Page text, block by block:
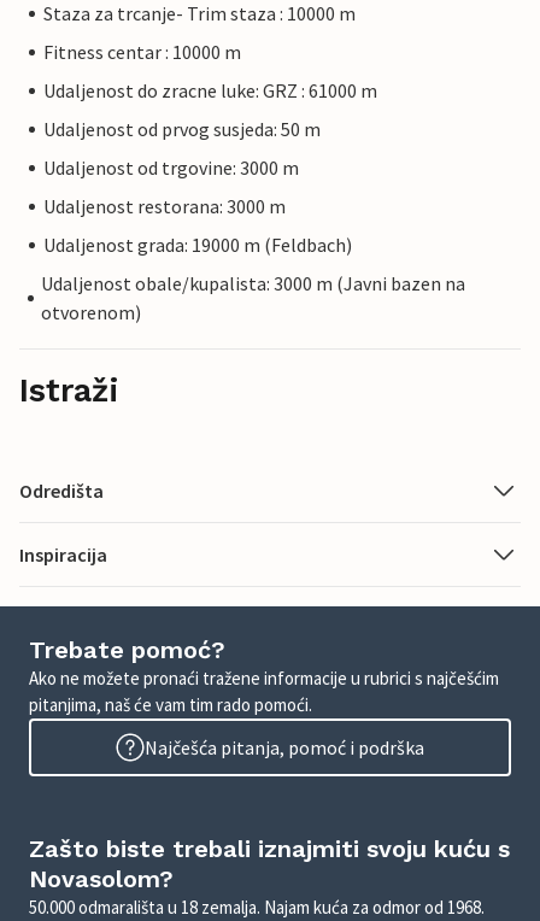
Staza za trcanje- Trim staza : 10000 m
Fitness centar : 10000 m
Udaljenost do zracne luke: GRZ : 61000 m
Udaljenost od prvog susjeda: 50 m
Udaljenost od trgovine: 3000 m
Udaljenost restorana: 3000 m
Udaljenost grada: 19000 m (Feldbach)
Udaljenost obale/kupalista: 3000 m (Javni bazen na
otvorenom)
Istraži
Odredišta
Inspiracija
Trebate pomoć?
Ako ne možete pronaći tražene informacije u rubrici s najčešćim
pitanjima, naš će vam tim rado pomoći.
Najčešća pitanja, pomoć i podrška
Zašto biste trebali iznajmiti svoju kuću s
Novasolom?
50.000 odmarališta u 18 zemalja. Najam kuća za odmor od 1968.